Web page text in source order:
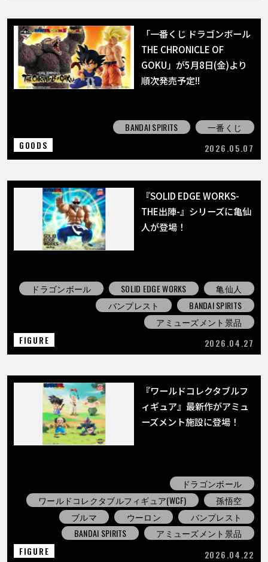
「一番くじ ドラゴンボール
THE CHRONICLE OF
GOKU」が5月8日(金)より
順次発売予定!!
BANDAI SPIRITS
一番くじ
GOODS
2026.05.07
『SOLID EDGE WORKS-
THE出陣-』シリーズに亀仙
人が登場！
ドラゴンボール SOLID EDGE WORKS
亀仙人
バンプレスト
BANDAI SPIRITS
アミューズメント景品
FIGURE
2026.04.27
『ワールドコレクタブルフ
ィギュア』最新作がアミュ
ーズメント施設に登場！
ドラゴンボール
ワールドコレクタブルフィギュア(WCF)
孫悟空
ブルマ
ウーロン
バンプレスト
BANDAI SPIRITS
アミューズメント景品
FIGURE
2026.04.22